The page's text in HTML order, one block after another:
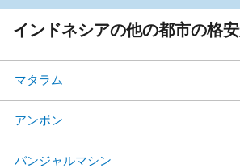
インドネシアの他の都市の格
マタラム
アンボン
バンジャルマシン